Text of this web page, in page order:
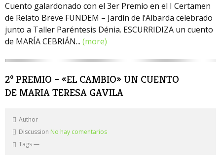
Cuento galardonado con el 3er Premio en el I Certamen
de Relato Breve FUNDEM – Jardín de l’Albarda celebrado
junto a Taller Paréntesis Dénia. ESCURRIDIZA un cuento
de MARÍA CEBRIÁN... (more)
2º PREMIO – «EL CAMBIO» UN CUENTO
DE MARIA TERESA GAVILA
Author
Discussion No hay comentarios
Tags—